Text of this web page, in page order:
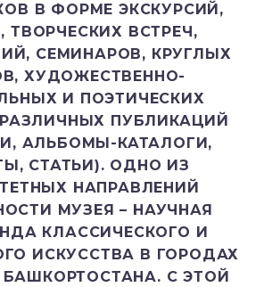
В ФОРМЕ ЭКСКУРСИЙ,
ТВОРЧЕСКИХ ВСТРЕЧ,
СЕМИНАРОВ, КРУГЛЫХ
ХУДОЖЕСТВЕННО-
И ПОЭТИЧЕСКИХ
ПУБЛИКАЦИЙ
АЛЬБОМЫ-КАТАЛОГИ,
СТАТЬИ). ОДНО ИЗ
НАПРАВЛЕНИЙ
МУЗЕЯ – НАУЧНАЯ
КЛАССИЧЕСКОГО И
ИСКУССТВА В ГОРОДАХ
С ЭТОЙ